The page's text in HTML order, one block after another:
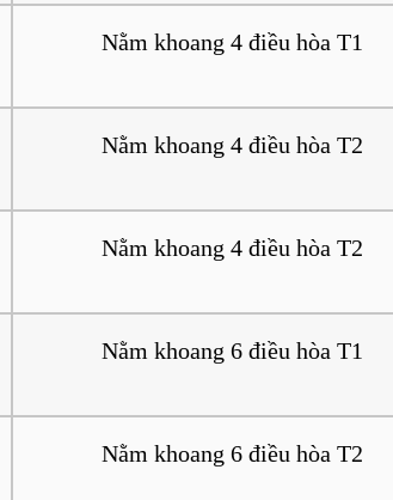
Nằm khoang 4 điều hòa T1
Nằm khoang 4 điều hòa T2
Nằm khoang 4 điều hòa T2
Nằm khoang 6 điều hòa T1
Nằm khoang 6 điều hòa T2